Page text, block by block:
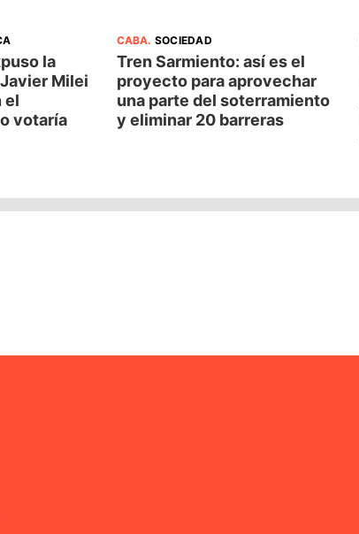
la
Milei
el
votaría
CABA. SOCIEDAD
Tren Sarmiento: así es el
proyecto para aprovechar
una parte del soterramiento
y eliminar 20 barreras